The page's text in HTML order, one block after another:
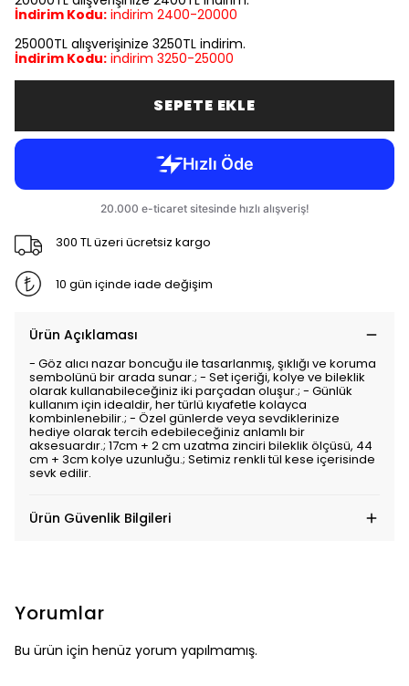
İndirim Kodu: indirim 2400-20000
25000TL alışverişinize 3250TL indirim.
İndirim Kodu: indirim 3250-25000
SEPETE EKLE
300 TL üzeri ücretsiz kargo
10 gün içinde iade değişim
Ürün Açıklaması
- Göz alıcı nazar boncuğu ile tasarlanmış, şıklığı ve koruma
sembolünü bir arada sunar.; - Set içeriği, kolye ve bileklik
olarak kullanabileceğiniz iki parçadan oluşur.; - Günlük
kullanım için idealdir, her türlü kıyafetle kolayca
kombinlenebilir.; - Özel günlerde veya sevdiklerinize
hediye olarak tercih edebileceğiniz anlamlı bir
aksesuardır.; 17cm + 2 cm uzatma zinciri bileklik ölçüsü, 44
cm + 3cm kolye uzunluğu.; Setimiz renkli tül kese içerisinde
sevk edilir.
Ürün Güvenlik Bilgileri
Yorumlar
Bu ürün için henüz yorum yapılmamış.